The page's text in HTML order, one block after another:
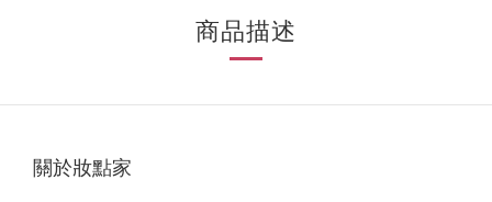
商品描述
關於妝點家